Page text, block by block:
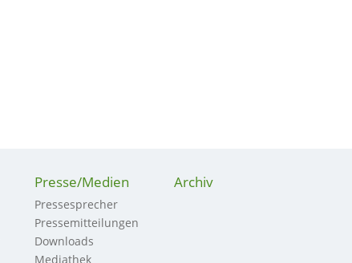
Presse/Medien
Pressesprecher
Pressemitteilungen
Downloads
Mediathek
Archiv